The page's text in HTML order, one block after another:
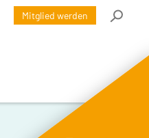
Mitglied werden